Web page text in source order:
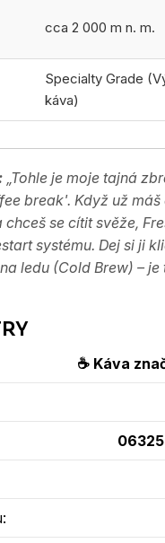
cca 2 000 m n. m.
Specialty Grade
káva)
„Tohle je moje tajná
break'. Když už máš
se cítit svěže,
systému. Dej si ji
ledu (Cold Brew) – je
☕ Káva
: